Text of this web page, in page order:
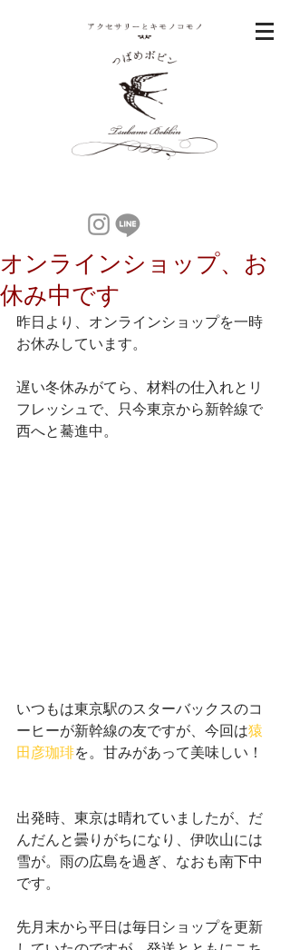
オンラインショップ、お
休み中です
昨日より、オンラインショップを一時
お休みしています。
遅い冬休みがてら、材料の仕入れとリ
フレッシュで、只今東京から新幹線で
西へと驀進中。
いつもは東京駅のスターバックスのコ
ーヒーが新幹線の友ですが、今回は猿
田彦珈琲を。甘みがあって美味しい！
出発時、東京は晴れていましたが、だ
んだんと曇りがちになり、伊吹山には
雪が。雨の広島を過ぎ、なおも南下中
です。
先月末から平日は毎日ショップを更新